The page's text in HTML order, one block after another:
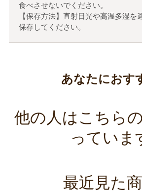
食べさせないでください。
【保存方法】直射日光や高温多湿を
保存してください。
あなたにおす
他の人はこちら
っていま
最近見た